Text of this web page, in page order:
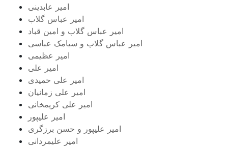
امیر عابدینی
امیر عباس گلاب
امیر عباس گلاب و امین قباد
امیر عباس گلاب و سیامک عباسی
امیر عظیمی
امیر علی
امیر علی حمیدی
امیر علی زمانیان
امیر علی کریمخانی
امیر علیپور
امیر علیپور و حسن برزگری
امیر علیمردانی